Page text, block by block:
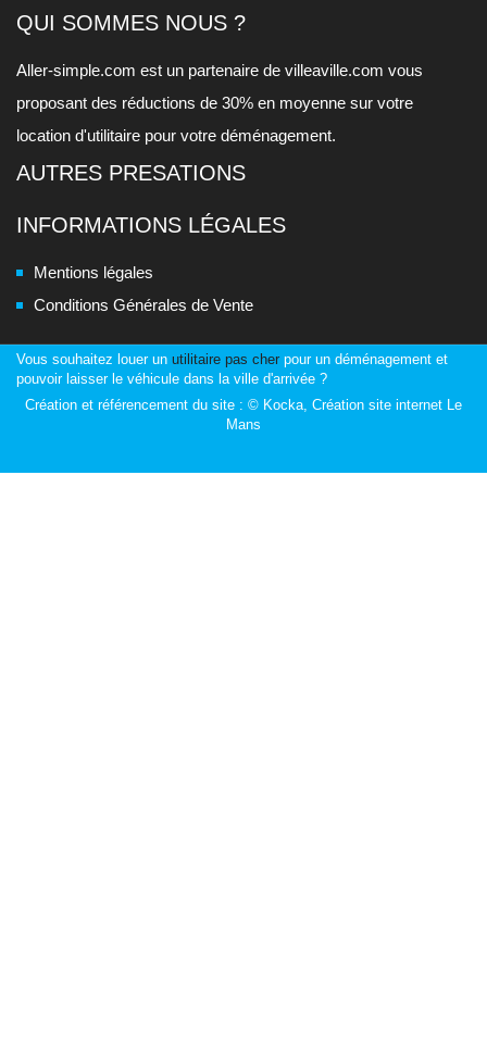
QUI SOMMES NOUS ?
Aller-simple.com est un partenaire de villeaville.com vous
proposant des réductions de 30% en moyenne sur votre
location d'utilitaire pour votre déménagement.
AUTRES PRESATIONS
INFORMATIONS LÉGALES
Mentions légales
Conditions Générales de Vente
Vous souhaitez louer un utilitaire pas cher pour un déménagement et
pouvoir laisser le véhicule dans la ville d'arrivée ?
Création et référencement du site : © Kocka, Création site internet Le
Mans